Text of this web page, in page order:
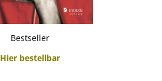
Bestseller
Hier bestellbar